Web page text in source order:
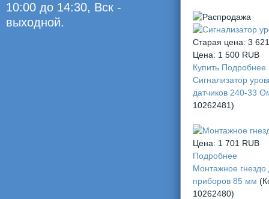
10:00 до 14:30, Вск -
выходной.
Старая цена: 3
Цена: 1 500 RUB
Купить Подробнее
Сигнализатор
датчиков 240-33
10262481)
Цена: 1 701 RUB
Подробнее
Монтажное гнездо
приборов 85 мм
10262480)